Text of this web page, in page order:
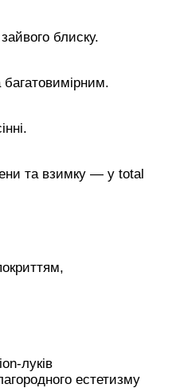
блиску.
та взимку — у total
луків
естетизму